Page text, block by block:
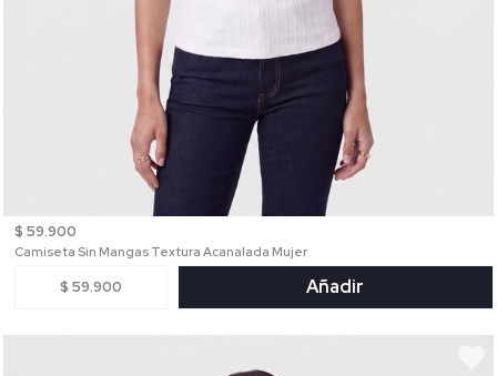
$ 59.900
Camiseta Sin Mangas Textura Acanalada Mujer
$ 59.900 Añadir